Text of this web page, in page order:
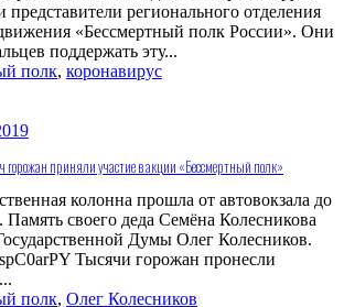
представители регионального отделения
«Бессмертный полк России». Они
поддержать эту...
полк, коронавирус
горожан приняли участие в акции «Бессмертный полк»
колонна прошла от автовокзала до
своего деда Семёна Колесникова
Думы Олег Колесников.
Тысячи горожан пронесли
полк, Олег Колесников